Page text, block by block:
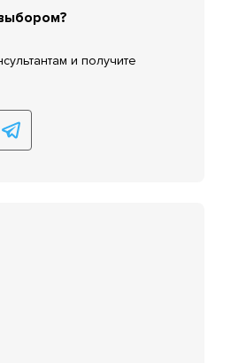
и получите